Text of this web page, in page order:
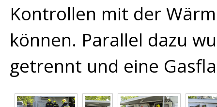
Kontrollen mit der
können. Parallel dazu
getrennt und eine